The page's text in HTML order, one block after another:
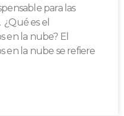
para las
es el
en la nube? El
en la nube se refiere